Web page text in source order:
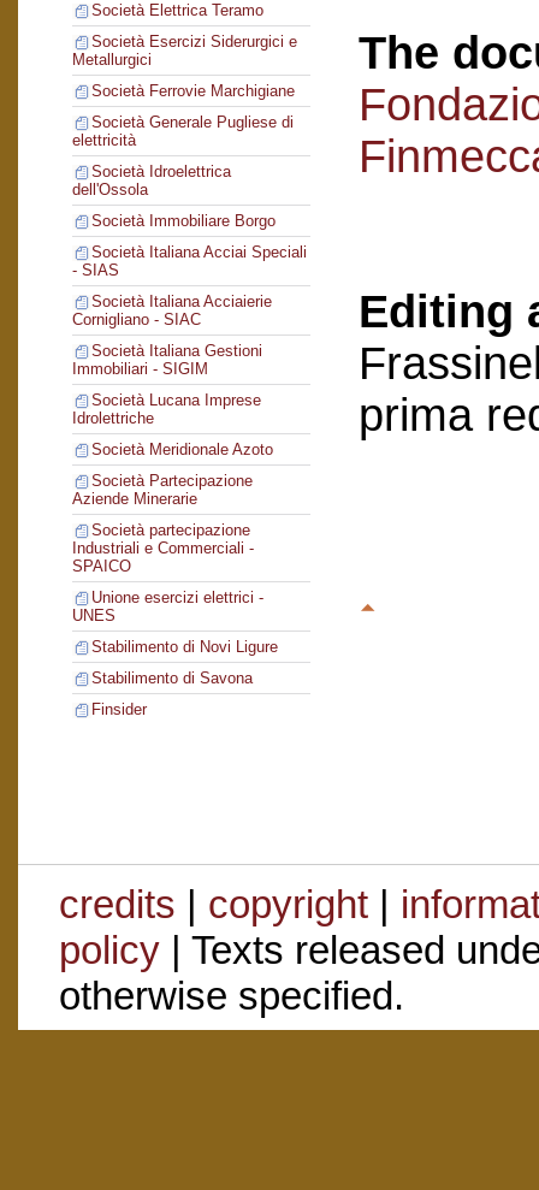
Società Elettrica Teramo
Società Esercizi Siderurgici e
Metallurgici
Società Ferrovie Marchigiane
Società Generale Pugliese di
elettricità
Società Idroelettrica
dell'Ossola
Società Immobiliare Borgo
Società Italiana Acciai Speciali
- SIAS
Società Italiana Acciaierie
Cornigliano - SIAC
Società Italiana Gestioni
Immobiliari - SIGIM
Società Lucana Imprese
Idrolettriche
Società Meridionale Azoto
Società Partecipazione
Aziende Minerarie
Società partecipazione
Industriali e Commerciali -
SPAICO
Unione esercizi elettrici -
UNES
Stabilimento di Novi Ligure
Stabilimento di Savona
Finsider
The
Editing
prima
credits | copyright|
policy| Texts released
otherwise specified.